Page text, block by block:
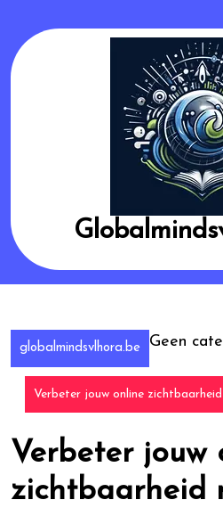
content
globalmindsvlhora.be Geen
Verbeter jouw online
Verbeter jouw
zichtbaarheid